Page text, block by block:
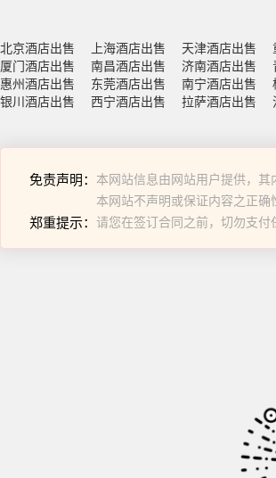
北京酒店出售 上海酒店出售 天津酒店出售
厦门酒店出售
南昌酒店出售 济南酒店出售
惠州酒店出售
东莞酒店出售 南宁酒店出售
银川酒店出售
西宁酒店出售 拉萨酒店出售
免责声明： 本网站信息由网站用户提供，
本网站不声明或保证内容之正
郑重提示： 请您在签订合同之前，切勿支